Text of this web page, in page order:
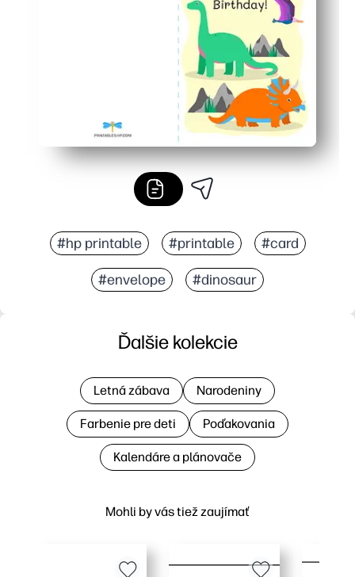
#hp printable #printable #card
#envelope #dinosaur
Mohli by vás tiež zaujímať
Ďalšie kolekcie
Letná zábava Narodeniny
Farbenie pre deti Poďakovania
Kalendáre a plánovače